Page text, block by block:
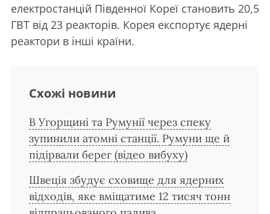
електростанцій Південної Кореї становить 20,5
ГВТ від 23 реакторів. Корея експортує ядерні
реактори в інші країни.
Схожі новини
В Угорщині та Румунії через спеку
зупинили атомні станції. Румуни ще й
підірвали берег (відео вибуху)
Швеція збудує сховище для ядерних
відходів, яке вміщатиме 12 тисяч тонн